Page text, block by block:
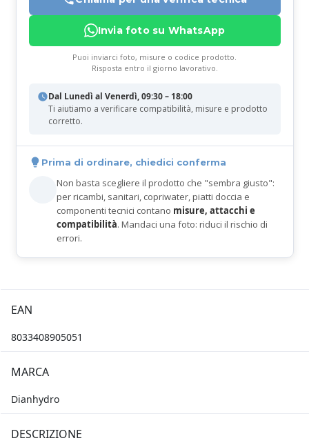
Invia foto su WhatsApp
Puoi inviarci foto, misure o codice prodotto.
Risposta entro il giorno lavorativo.
Dal Lunedì al Venerdì, 09:30 – 18:00
Ti aiutiamo a verificare compatibilità, misure e prodotto
corretto.
Prima di ordinare, chiedici conferma
Non basta scegliere il prodotto che "sembra giusto":
per ricambi, sanitari, copriwater, piatti doccia e
componenti tecnici contano misure, attacchi e
compatibilità. Mandaci una foto: riduci il rischio di
errori.
EAN
8033408905051
MARCA
Dianhydro
DESCRIZIONE